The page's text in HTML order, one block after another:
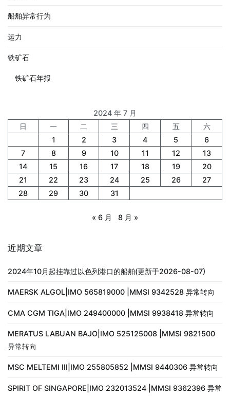
船舶异常行为
运力
铁矿石
铁矿石年报
2024 年 7 月
日
一 二 三 四 五
六
1
2 3 4 5
6
7
8 9 10 11 12
13
14
15 16 17 18 19
20
21
22 23 24 25 26
27
28
29 30 31
« 6 月 8 月 »
近期文章
2024年10月起挂靠过以色列港口的船舶(更新于2026-08-07)
MAERSK ALGOL|IMO 565819000 |MMSI 9342528 异常转向
CMA CGM TIGA|IMO 249400000 |MMSI 9938418 异常转向
MERATUS LABUAN BAJO|IMO 525125008 |MMSI 9821500
异常转向
MSC MELTEMI III|IMO 255805852 |MMSI 9440306 异常转向
SPIRIT OF SINGAPORE|IMO 232013524 |MMSI 9362396 异常